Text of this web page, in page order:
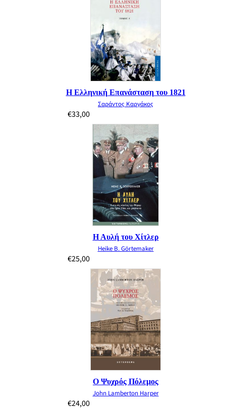
Η Ελληνική Επανάσταση του 1821
Σαράντος Καργάκος
€33,00
Η Αυλή του Χίτλερ
Heike B. Görtemaker
€25,00
Ο Ψυχρός Πόλεμος
John Lamberton Harper
€24,00